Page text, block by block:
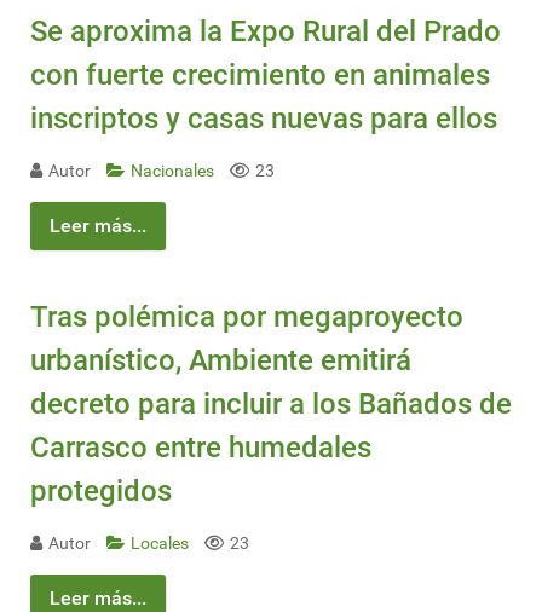
Se aproxima la Expo Rural del Prado
con fuerte crecimiento en animales
inscriptos y casas nuevas para ellos
Autor Nacionales 23
Leer más...
Tras polémica por megaproyecto
urbanístico, Ambiente emitirá
decreto para incluir a los Bañados de
Carrasco entre humedales
protegidos
Autor Locales 23
Leer más...